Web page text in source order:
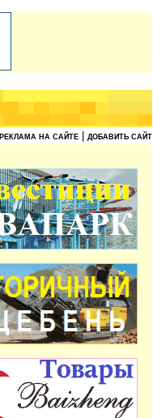
РЕКЛАМА НА САЙТЕ ДОБАВИТЬ САЙТ